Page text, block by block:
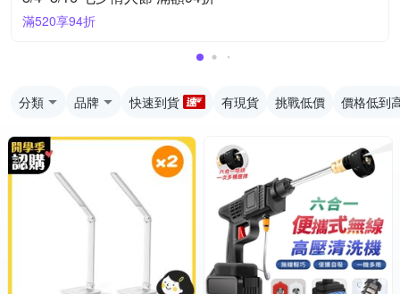
滿520享94折
分類 品牌 快速到貨 有現貨 挑戰低價 價格低到